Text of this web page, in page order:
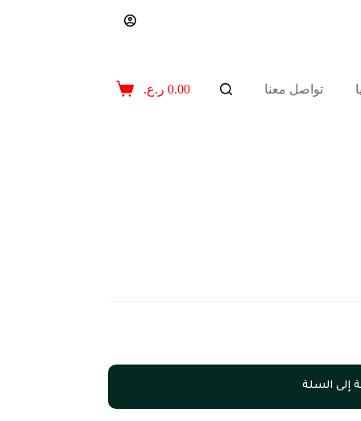
تواصل معنا
عربة
0.00 ر.ع.
إلى السلة